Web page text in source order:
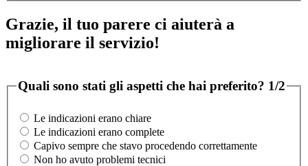
Grazie, il tuo parere ci aiuterà a
migliorare il servizio!
Quali sono stati gli aspetti che hai preferito? 1/2
Le indicazioni erano chiare
Le indicazioni erano complete
Capivo sempre che stavo procedendo correttamente
Non ho avuto problemi tecnici